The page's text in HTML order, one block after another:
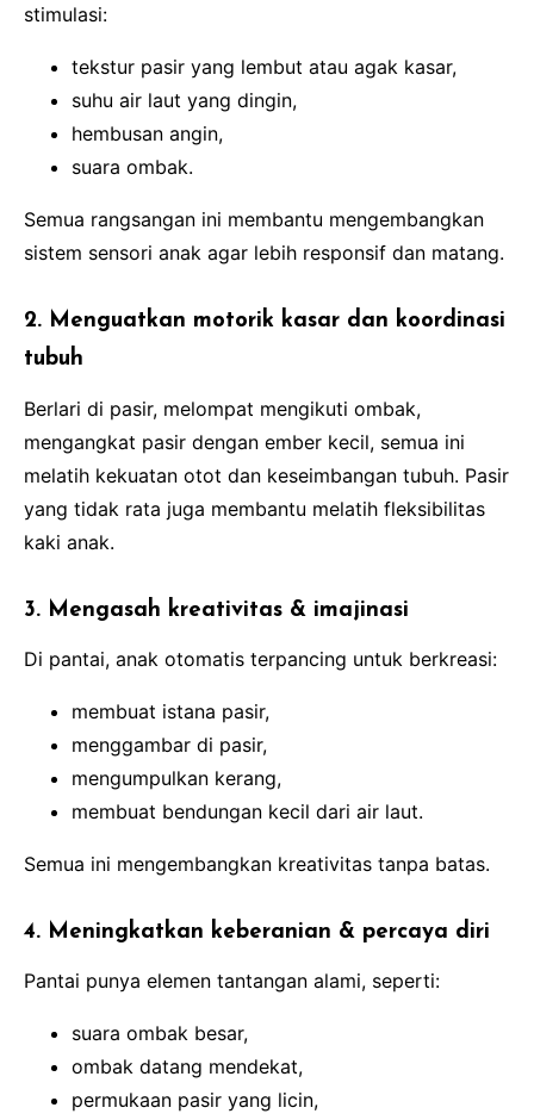
stimulasi:
tekstur pasir yang lembut atau agak kasar,
suhu air laut yang dingin,
hembusan angin,
suara ombak.
Semua rangsangan ini membantu mengembangkan
sistem sensori anak agar lebih responsif dan matang.
2. Menguatkan motorik kasar dan koordinasi
tubuh
Berlari di pasir, melompat mengikuti ombak,
mengangkat pasir dengan ember kecil, semua ini
melatih kekuatan otot dan keseimbangan tubuh. Pasir
yang tidak rata juga membantu melatih fleksibilitas
kaki anak.
3. Mengasah kreativitas & imajinasi
Di pantai, anak otomatis terpancing untuk berkreasi:
membuat istana pasir,
menggambar di pasir,
mengumpulkan kerang,
membuat bendungan kecil dari air laut.
Semua ini mengembangkan kreativitas tanpa batas.
4. Meningkatkan keberanian & percaya diri
Pantai punya elemen tantangan alami, seperti:
suara ombak besar,
ombak datang mendekat,
permukaan pasir yang licin,